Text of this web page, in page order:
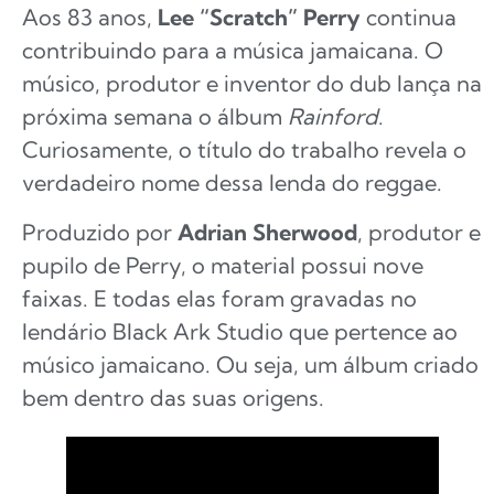
Aos 83 anos, Lee “Scratch” Perry continua
contribuindo para a música jamaicana. O
músico, produtor e inventor do dub lança na
próxima semana o álbum Rainford.
Curiosamente, o título do trabalho revela o
verdadeiro nome dessa lenda do reggae.
Produzido por Adrian Sherwood, produtor e
pupilo de Perry, o material possui nove
faixas. E todas elas foram gravadas no
lendário Black Ark Studio que pertence ao
músico jamaicano. Ou seja, um álbum criado
bem dentro das suas origens.